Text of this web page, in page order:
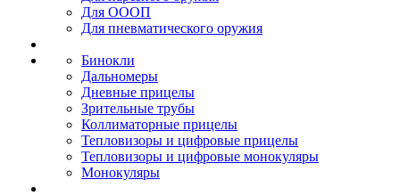
Для ОООП
Для пневматического оружия
Бинокли
Дальномеры
Дневные прицелы
Зрительные трубы
Коллиматорные прицелы
Тепловизоры и цифровые прицелы
Тепловизоры и цифровые монокуляры
Монокуляры